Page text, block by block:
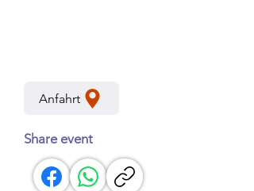
Anfahrt
Share event